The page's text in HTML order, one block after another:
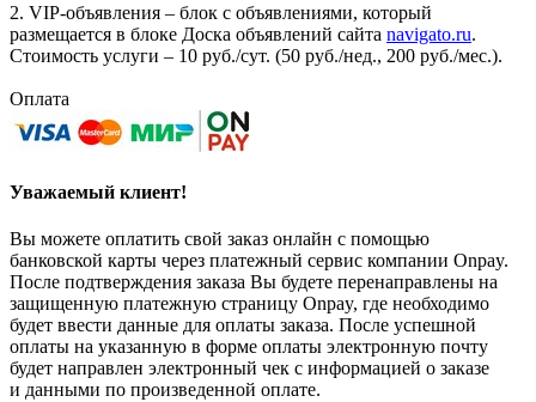
2. VIP-объявления – блок с объявлениями, который
размещается в блоке Доска объявлений сайта navigato.ru.
Стоимость услуги – 10 руб./сут. (50 руб./нед., 200 руб./мес.).
Оплата
Уважаемый клиент!
Вы можете оплатить свой заказ онлайн с помощью
банковской карты через платежный сервис компании Onpay.
После подтверждения заказа Вы будете перенаправлены на
защищенную платежную страницу Onpay, где необходимо
будет ввести данные для оплаты заказа. После успешной
оплаты на указанную в форме оплаты электронную почту
будет направлен электронный чек с информацией о заказе
и данными по произведенной оплате.